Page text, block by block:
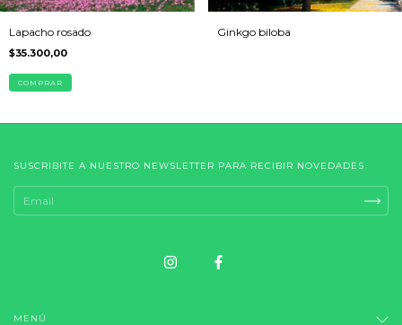
Lapacho rosado
$35.300,00
COMPRAR
Ginkgo biloba
SUSCRIBITE A NUESTRO NEWSLETTER PARA RECIBIR NOVEDADES
MENÚ